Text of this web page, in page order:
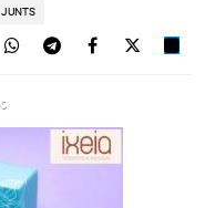
JUNTS